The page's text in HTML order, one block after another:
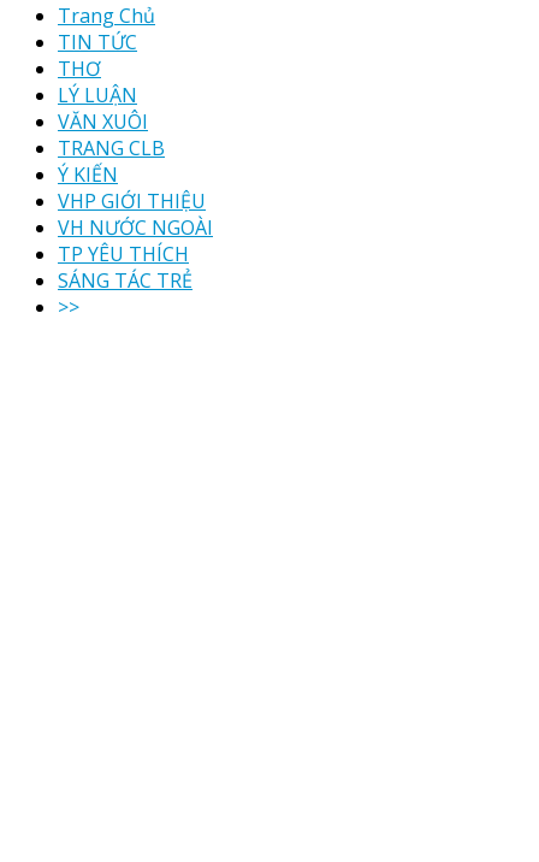
Trang Chủ
TIN TỨC
THƠ
LÝ LUẬN
VĂN XUÔI
TRANG CLB
Ý KIẾN
VHP GIỚI THIỆU
VH NƯỚC NGOÀI
TP YÊU THÍCH
SÁNG TÁC TRẺ
>>